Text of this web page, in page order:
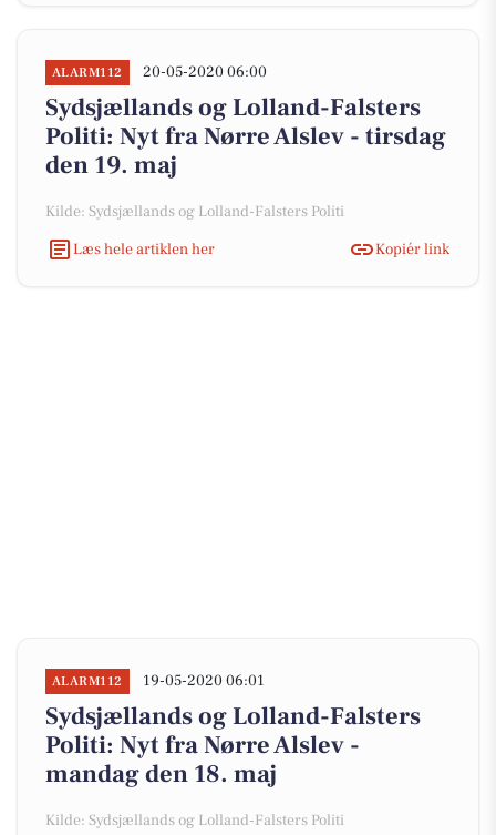
ALARM112 20-05-2020 06:00
Sydsjællands og Lolland-Falsters
Politi: Nyt fra Nørre Alslev - tirsdag
den 19. maj
Kilde: Sydsjællands og Lolland-Falsters Politi
Læs hele artiklen her
Kopiér link
ALARM112 19-05-2020 06:01
Sydsjællands og Lolland-Falsters
Politi: Nyt fra Nørre Alslev -
mandag den 18. maj
Kilde: Sydsjællands og Lolland-Falsters Politi